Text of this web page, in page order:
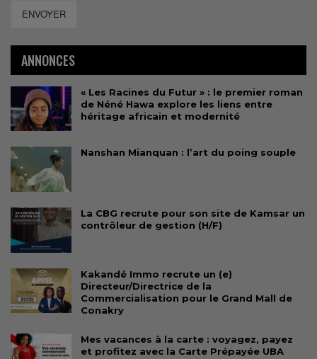
ENVOYER
ANNONCES
« Les Racines du Futur » : le premier roman
de Néné Hawa explore les liens entre
héritage africain et modernité
Nanshan Mianquan : l’art du poing souple
La CBG recrute pour son site de Kamsar un
contrôleur de gestion (H/F)
Kakandé Immo recrute un (e)
Directeur/Directrice de la
Commercialisation pour le Grand Mall de
Conakry
Mes vacances à la carte : voyagez, payez
et profitez avec la Carte Prépayée UBA